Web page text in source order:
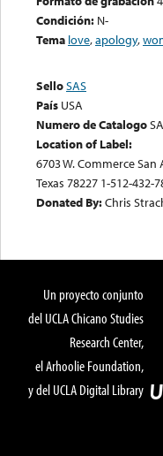
Condición: N-
Tema love,apology,
SelloSAS
País USA
Numero de Catalogo
Location of Label:
6703 W. Commerce
Texas 78227 1-512-432-
Donated By:Chris
Un proyecto conjunto
del UCLA Chicano Studies
Research Center,
el Arhoolie Foundation,
y del UCLA Digital Library